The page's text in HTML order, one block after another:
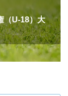
（U-18）大